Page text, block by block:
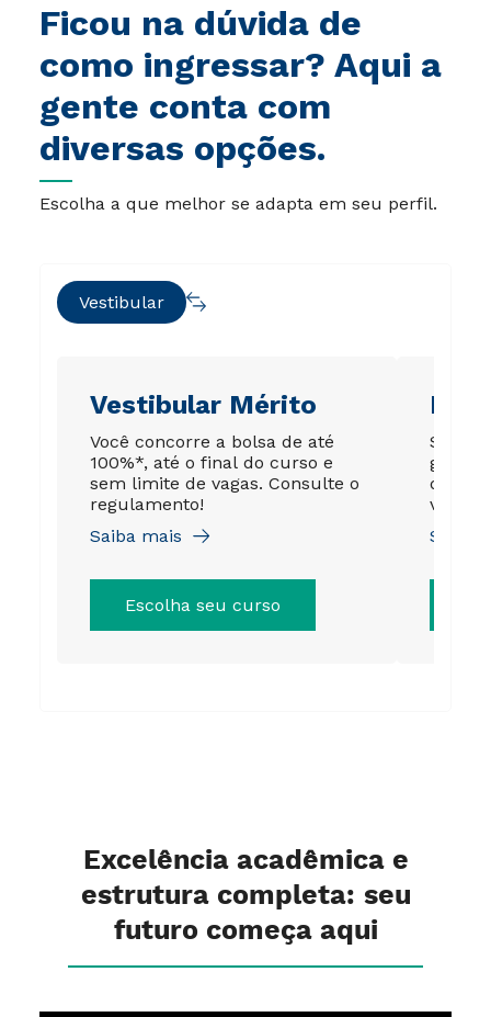
Ficou na dúvida de
como ingressar? Aqui a
gente conta com
diversas opções.
Escolha a que melhor se adapta em seu perfil.
Vestibular
Vestibular Mérito
Você concorre a bolsa de até
100%*, até o final do curso e
sem limite de vagas. Consulte o
regulamento!
Saiba mais
Escolha seu curso
Sua
de até
válida
Saiba
Excelência acadêmica e
estrutura completa: seu
futuro começa aqui